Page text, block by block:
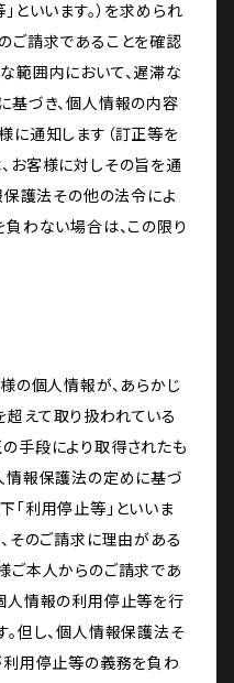
といいます。）を求められ
ご請求であることを確認
範囲内において、遅滞な
基づき、個人情報の内容
に通知します（訂正等を
お客様に対しその旨を通
保護法その他の法令によ
負わない場合は、この限り
の個人情報が、あらかじ
えて取り扱われている
手段により取得されたも
情報保護法の定めに基づ
「利用停止等」といいま
そのご請求に理由がある
ご本人からのご請求であ
人情報の利用停止等を行
。但し、個人情報保護法そ
利用停止等の義務を負わ